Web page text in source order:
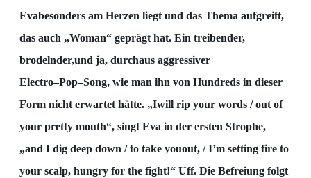
Evabesonders am Herzen liegt und das Thema aufgreift,
das auch „Woman“ geprägt hat. Ein treibender,
brodelnder,und ja, durchaus aggressiver
Electro–Pop–Song, wie man ihn von Hundreds in dieser
Form nicht erwartet hätte. „Iwill rip your words / out of
your pretty mouth“, singt Eva in der ersten Strophe,
„and I dig deep down / to take youout, / I’m setting fire to
your scalp, hungry for the fight!“ Uff. Die Befreiung folgt